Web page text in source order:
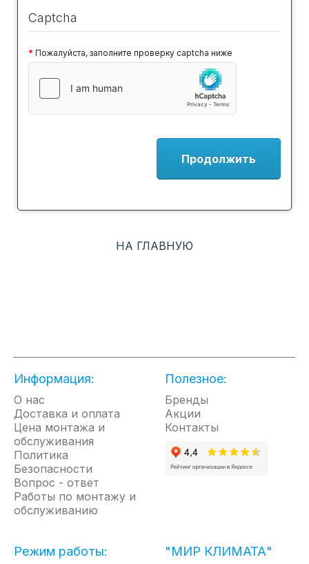
Captcha
Пожалуйста, заполните проверку captcha ниже
Продолжить
НА ГЛАВНУЮ
Информация:
О нас
Доставка и оплата
Цена монтажа и
обслуживания
Политика
Безопасности
Вопрос - ответ
Работы по монтажу и
обслуживанию
Полезное:
Бренды
Акции
Контакты
Режим работы: "МИР КЛИМАТА"